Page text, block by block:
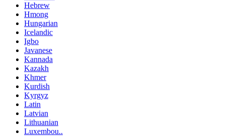
Hebrew
Hmong
Hungarian
Icelandic
Igbo
Javanese
Kannada
Kazakh
Khmer
Kurdish
Kyrgyz
Latin
Latvian
Lithuanian
Luxembou..